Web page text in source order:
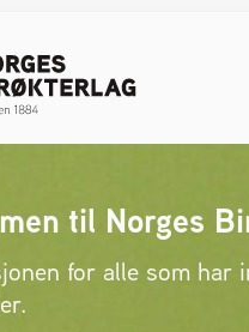
til Norges
for alle som har